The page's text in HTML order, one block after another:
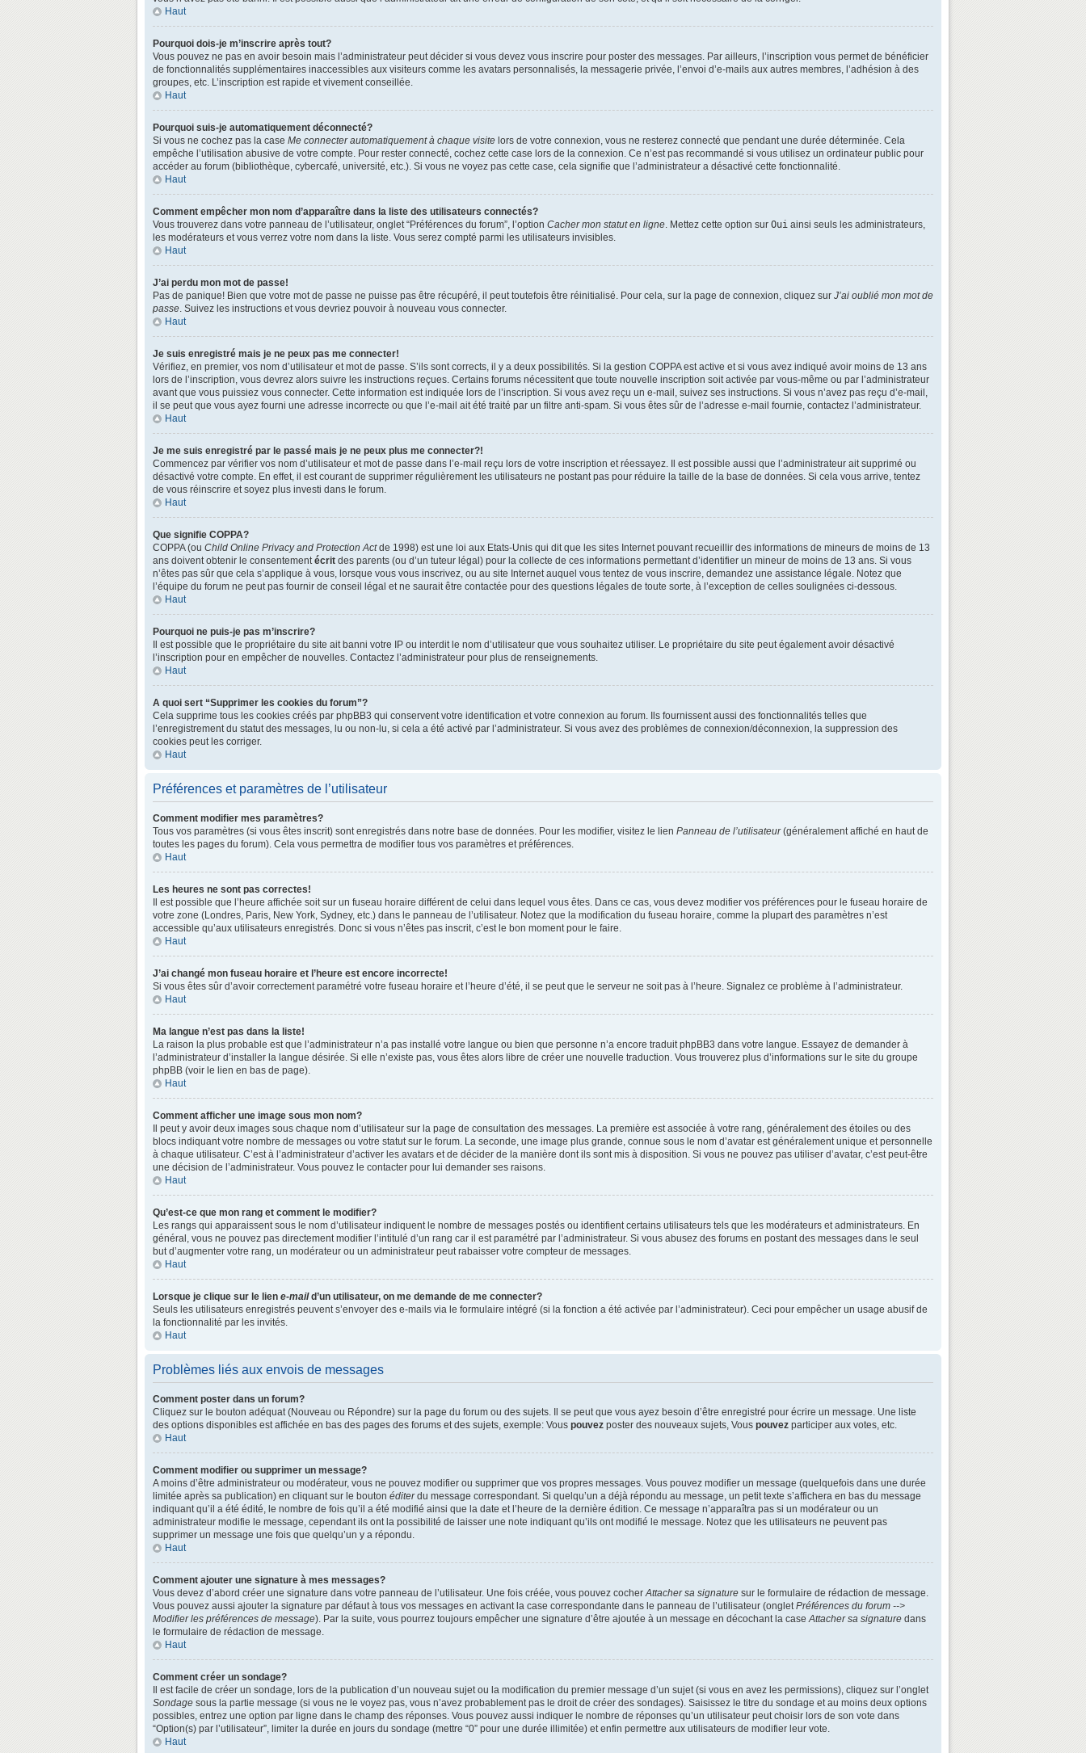
Haut
Pourquoi dois-je m’inscrire après tout?
Vous pouvez ne pas en avoir besoin mais l’administrateur peut décider si vous devez vous inscrire pour poster des messages. Par ailleurs, l’inscription vous permet de bénéficier
de fonctionnalités supplémentaires inaccessibles aux visiteurs comme les avatars personnalisés, la messagerie privée, l’envoi d’e-mails aux autres membres, l’adhésion à des
groupes, etc. L’inscription est rapide et vivement conseillée.
Haut
Pourquoi suis-je automatiquement déconnecté?
Si vous ne cochez pas la case Me connecter automatiquement à chaque visite lors de votre connexion, vous ne resterez connecté que pendant une durée déterminée. Cela
empêche l’utilisation abusive de votre compte. Pour rester connecté, cochez cette case lors de la connexion. Ce n’est pas recommandé si vous utilisez un ordinateur public pour
accéder au forum (bibliothèque, cybercafé, université, etc.). Si vous ne voyez pas cette case, cela signifie que l’administrateur a désactivé cette fonctionnalité.
Haut
Comment empêcher mon nom d’apparaître dans la liste des utilisateurs connectés?
Vous trouverez dans votre panneau de l’utilisateur, onglet “Préférences du forum”, l’option Cacher mon statut en ligne. Mettez cette option sur Oui ainsi seuls les administrateurs,
les modérateurs et vous verrez votre nom dans la liste. Vous serez compté parmi les utilisateurs invisibles.
Haut
J’ai perdu mon mot de passe!
Pas de panique! Bien que votre mot de passe ne puisse pas être récupéré, il peut toutefois être réinitialisé. Pour cela, sur la page de connexion, cliquez sur J’ai oublié mon mot de
passe. Suivez les instructions et vous devriez pouvoir à nouveau vous connecter.
Haut
Je suis enregistré mais je ne peux pas me connecter!
Vérifiez, en premier, vos nom d’utilisateur et mot de passe. S’ils sont corrects, il y a deux possibilités. Si la gestion COPPA est active et si vous avez indiqué avoir moins de 13 ans
lors de l’inscription, vous devrez alors suivre les instructions reçues. Certains forums nécessitent que toute nouvelle inscription soit activée par vous-même ou par l’administrateur
avant que vous puissiez vous connecter. Cette information est indiquée lors de l’inscription. Si vous avez reçu un e-mail, suivez ses instructions. Si vous n’avez pas reçu d’e-mail,
il se peut que vous ayez fourni une adresse incorrecte ou que l’e-mail ait été traité par un filtre anti-spam. Si vous êtes sûr de l’adresse e-mail fournie, contactez l’administrateur.
Haut
Je me suis enregistré par le passé mais je ne peux plus me connecter?!
Commencez par vérifier vos nom d’utilisateur et mot de passe dans l’e-mail reçu lors de votre inscription et réessayez. Il est possible aussi que l’administrateur ait supprimé ou
désactivé votre compte. En effet, il est courant de supprimer régulièrement les utilisateurs ne postant pas pour réduire la taille de la base de données. Si cela vous arrive, tentez
de vous réinscrire et soyez plus investi dans le forum.
Haut
Que signifie COPPA?
COPPA (ou Child Online Privacy and Protection Actde 1998) est une loi aux Etats-Unis qui dit que les sites Internet pouvant recueillir des informations de mineurs de moins de 13
ans doivent obtenir le consentementécrit des parents (ou d’un tuteur légal) pour la collecte de ces informations permettant d’identifier un mineur de moins de 13 ans. Si vous
n’êtes pas sûr que cela s’applique à vous, lorsque vous vous inscrivez, ou au site Internet auquel vous tentez de vous inscrire, demandez une assistance légale. Notez que
l’équipe du forum ne peut pas fournir de conseil légal et ne saurait être contactée pour des questions légales de toute sorte, à l’exception de celles soulignées ci-dessous.
Haut
Pourquoi ne puis-je pas m’inscrire?
Il est possible que le propriétaire du site ait banni votre IP ou interdit le nom d’utilisateur que vous souhaitez utiliser. Le propriétaire du site peut également avoir désactivé
l’inscription pour en empêcher de nouvelles. Contactez l’administrateur pour plus de renseignements.
Haut
A quoi sert “Supprimer les cookies du forum”?
Cela supprime tous les cookies créés par phpBB3 qui conservent votre identification et votre connexion au forum. Ils fournissent aussi des fonctionnalités telles que
l’enregistrement du statut des messages, lu ou non-lu, si cela a été activé par l’administrateur. Si vous avez des problèmes de connexion/déconnexion, la suppression des
cookies peut les corriger.
Haut
Préférences et paramètres de l’utilisateur
Comment modifier mes paramètres?
Tous vos paramètres (si vous êtes inscrit) sont enregistrés dans notre base de données. Pour les modifier, visitez le lien Panneau de l’utilisateur(généralement affiché en haut de
toutes les pages du forum). Cela vous permettra de modifier tous vos paramètres et préférences.
Haut
Les heures ne sont pas correctes!
Il est possible que l’heure affichée soit sur un fuseau horaire différent de celui dans lequel vous êtes. Dans ce cas, vous devez modifier vos préférences pour le fuseau horaire de
votre zone (Londres, Paris, New York, Sydney, etc.) dans le panneau de l’utilisateur. Notez que la modification du fuseau horaire, comme la plupart des paramètres n’est
accessible qu’aux utilisateurs enregistrés. Donc si vous n’êtes pas inscrit, c’est le bon moment pour le faire.
Haut
J’ai changé mon fuseau horaire et l’heure est encore incorrecte!
Si vous êtes sûr d’avoir correctement paramétré votre fuseau horaire et l’heure d’été, il se peut que le serveur ne soit pas à l’heure. Signalez ce problème à l’administrateur.
Haut
Ma langue n’est pas dans la liste!
La raison la plus probable est que l’administrateur n’a pas installé votre langue ou bien que personne n’a encore traduit phpBB3 dans votre langue. Essayez de demander à
l’administrateur d’installer la langue désirée. Si elle n’existe pas, vous êtes alors libre de créer une nouvelle traduction. Vous trouverez plus d’informations sur le site du groupe
phpBB (voir le lien en bas de page).
Haut
Comment afficher une image sous mon nom?
Il peut y avoir deux images sous chaque nom d’utilisateur sur la page de consultation des messages. La première est associée à votre rang, généralement des étoiles ou des
blocs indiquant votre nombre de messages ou votre statut sur le forum. La seconde, une image plus grande, connue sous le nom d’avatar est généralement unique et personnelle
à chaque utilisateur. C’est à l’administrateur d’activer les avatars et de décider de la manière dont ils sont mis à disposition. Si vous ne pouvez pas utiliser d’avatar, c’est peut-être
une décision de l’administrateur. Vous pouvez le contacter pour lui demander ses raisons.
Haut
Qu’est-ce que mon rang et comment le modifier?
Les rangs qui apparaissent sous le nom d’utilisateur indiquent le nombre de messages postés ou identifient certains utilisateurs tels que les modérateurs et administrateurs. En
général, vous ne pouvez pas directement modifier l’intitulé d’un rang car il est paramétré par l’administrateur. Si vous abusez des forums en postant des messages dans le seul
but d’augmenter votre rang, un modérateur ou un administrateur peut rabaisser votre compteur de messages.
Haut
Lorsque je clique sur le lien e-maild’un utilisateur, on me demande de me connecter?
Seuls les utilisateurs enregistrés peuvent s’envoyer des e-mails via le formulaire intégré (si la fonction a été activée par l’administrateur). Ceci pour empêcher un usage abusif de
la fonctionnalité par les invités.
Haut
Problèmes liés aux envois de messages
Comment poster dans un forum?
Cliquez sur le bouton adéquat (Nouveau ou Répondre) sur la page du forum ou des sujets. Il se peut que vous ayez besoin d’être enregistré pour écrire un message. Une liste
des options disponibles est affichée en bas des pages des forums et des sujets, exemple: Vous pouvez poster des nouveaux sujets, Vous pouvez participer aux votes, etc.
Haut
Comment modifier ou supprimer un message?
A moins d’être administrateur ou modérateur, vous ne pouvez modifier ou supprimer que vos propres messages. Vous pouvez modifier un message (quelquefois dans une durée
limitée après sa publication) en cliquant sur le bouton éditerdu message correspondant. Si quelqu’un a déjà répondu au message, un petit texte s’affichera en bas du message
indiquant qu’il a été édité, le nombre de fois qu’il a été modifié ainsi que la date et l’heure de la dernière édition. Ce message n’apparaîtra pas si un modérateur ou un
administrateur modifie le message, cependant ils ont la possibilité de laisser une note indiquant qu’ils ont modifié le message. Notez que les utilisateurs ne peuvent pas
supprimer un message une fois que quelqu’un y a répondu.
Haut
Comment ajouter une signature à mes messages?
Vous devez d’abord créer une signature dans votre panneau de l’utilisateur. Une fois créée, vous pouvez cocherAttacher sa signature sur le formulaire de rédaction de message.
Vous pouvez aussi ajouter la signature par défaut à tous vos messages en activant la case correspondante dans le panneau de l’utilisateur (ongletPréférences du forum -->
Modifier les préférences de message). Par la suite, vous pourrez toujours empêcher une signature d’être ajoutée à un message en décochant la caseAttacher sa signature dans
le formulaire de rédaction de message.
Haut
Comment créer un sondage?
Il est facile de créer un sondage, lors de la publication d’un nouveau sujet ou la modification du premier message d’un sujet (si vous en avez les permissions), cliquez sur l’onglet
Sondage sous la partie message (si vous ne le voyez pas, vous n’avez probablement pas le droit de créer des sondages). Saisissez le titre du sondage et au moins deux options
possibles, entrez une option par ligne dans le champ des réponses. Vous pouvez aussi indiquer le nombre de réponses qu’un utilisateur peut choisir lors de son vote dans
“Option(s) par l’utilisateur”, limiter la durée en jours du sondage (mettre “0” pour une durée illimitée) et enfin permettre aux utilisateurs de modifier leur vote.
Haut